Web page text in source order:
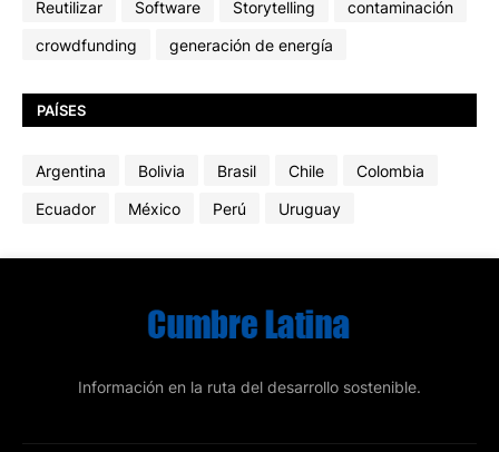
Reutilizar
Software Storytelling
contaminación
crowdfunding
generación de energía
PAÍSES
Argentina Bolivia Brasil Chile
Colombia
Ecuador
México Perú Uruguay
Información en la ruta del desarrollo sostenible.